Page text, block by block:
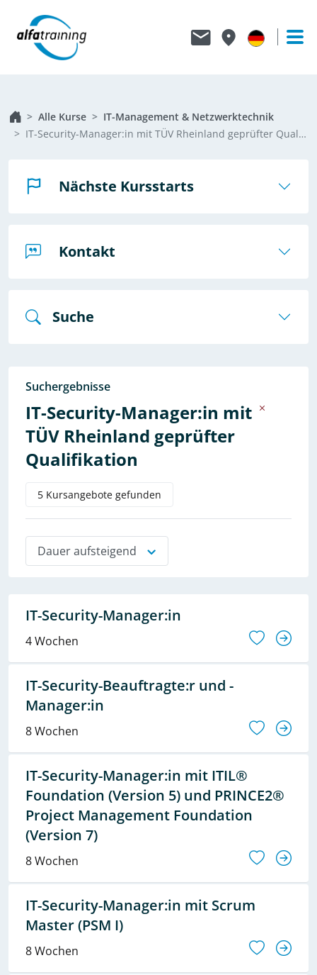
Alle Kurse
IT-Management & Netzwerktechnik
IT-Security-Manager:in mit TÜV Rheinland geprüfter Qualifikation
Nächste Kursstarts
Suche
Kontakt
Suchergebnisse
IT-Security-Manager:in mit
TÜV Rheinland geprüfter
Qualifikation
5 Kursangebote gefunden
Dauer aufsteigend
IT-Security-Manager:in
4 Wochen
IT-Security-Beauftragte:r und -
Manager:in
8 Wochen
IT-Security-Manager:in mit ITIL®
Foundation (Version 5) und PRINCE2®
Project Management Foundation
(Version 7)
8 Wochen
IT-Security-Manager:in mit Scrum
Master (PSM I)
8 Wochen